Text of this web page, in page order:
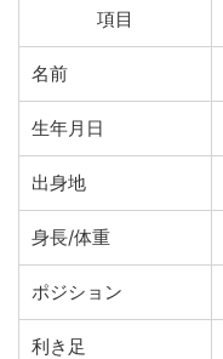
項目
名前
生年月日
出身地
身長/体重
ポジション
利き足